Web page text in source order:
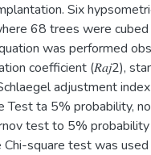
Six
68 trees were cubed
was performed
coefficient (𝑅𝑎𝑗2),
adjustment index
Test ta 5% probability,
test to 5% probability
Chi-square test was